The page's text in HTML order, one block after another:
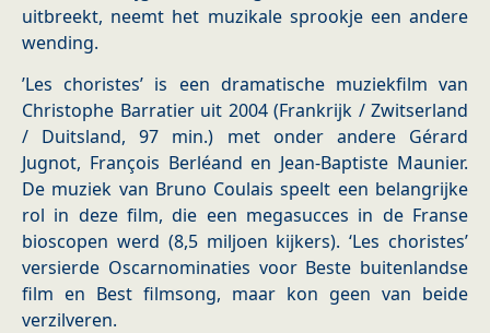
uitbreekt, neemt het muzikale sprookje een andere
wending.
’Les choristes’ is een dramatische muziekfilm van
Christophe Barratier uit 2004 (Frankrijk / Zwitserland
/ Duitsland, 97 min.) met onder andere Gérard
Jugnot, François Berléand en Jean-Baptiste Maunier.
De muziek van Bruno Coulais speelt een belangrijke
rol in deze film, die een megasucces in de Franse
bioscopen werd (8,5 miljoen kijkers). ‘Les choristes’
versierde Oscarnominaties voor Beste buitenlandse
film en Best filmsong, maar kon geen van beide
verzilveren.